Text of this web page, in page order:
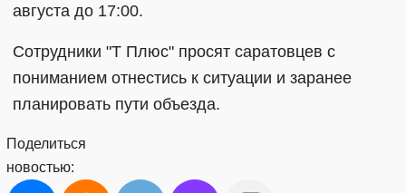
августа до 17:00.
Сотрудники "Т Плюс" просят саратовцев с
пониманием отнестись к ситуации и заранее
планировать пути объезда.
Поделиться
новостью: